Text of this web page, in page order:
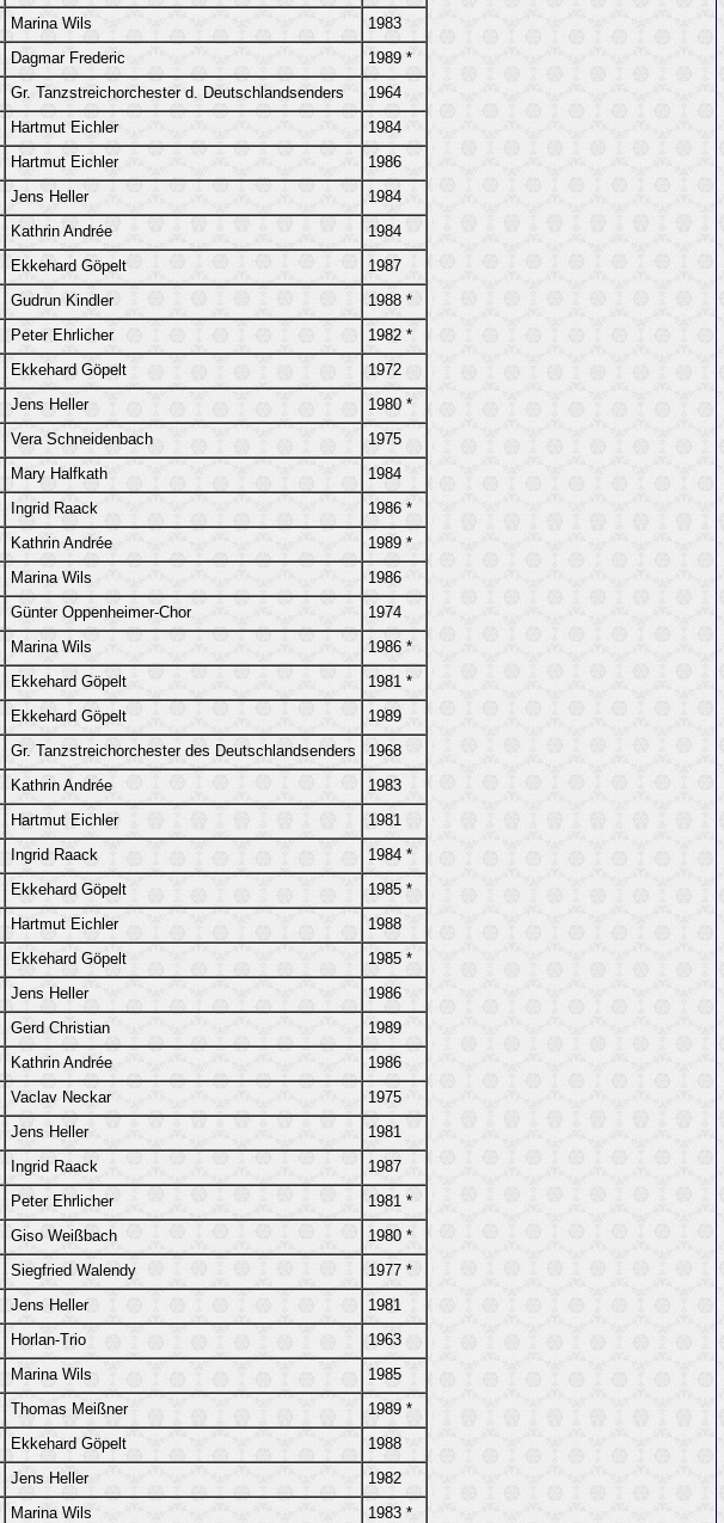
Marina Wils 1983
Dagmar Frederic 1989 *
Gr. Tanzstreichorchester d. Deutschlandsenders 1964
Hartmut Eichler 1984
Hartmut Eichler 1986
Jens Heller 1984
Kathrin Andrée 1984
Ekkehard Göpelt 1987
Gudrun Kindler 1988 *
Peter Ehrlicher 1982 *
Ekkehard Göpelt 1972
Jens Heller 1980 *
Vera Schneidenbach 1975
Mary Halfkath 1984
Ingrid Raack 1986 *
Kathrin Andrée 1989 *
Marina Wils 1986
Günter Oppenheimer-Chor 1974
Marina Wils 1986 *
Ekkehard Göpelt 1981 *
Ekkehard Göpelt 1989
Gr. Tanzstreichorchester des Deutschlandsenders 1968
Kathrin Andrée 1983
Hartmut Eichler 1981
Ingrid Raack 1984 *
Ekkehard Göpelt 1985 *
Hartmut Eichler 1988
Ekkehard Göpelt 1985 *
Jens Heller 1986
Gerd Christian 1989
Kathrin Andrée 1986
Vaclav Neckar 1975
Jens Heller 1981
Ingrid Raack 1987
Peter Ehrlicher 1981 *
Giso Weißbach 1980 *
Siegfried Walendy 1977 *
Jens Heller 1981
Horlan-Trio 1963
Marina Wils 1985
Thomas Meißner 1989 *
Ekkehard Göpelt 1988
Jens Heller 1982
Marina Wils 1983 *